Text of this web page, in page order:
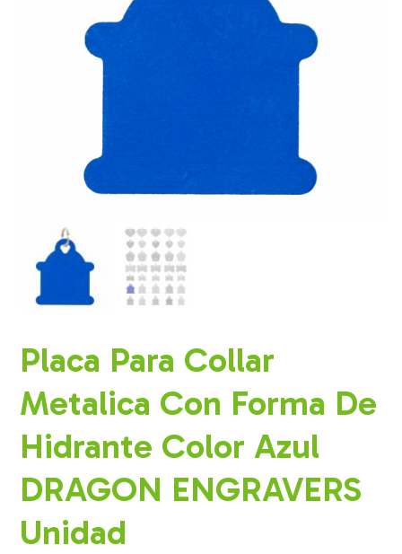
Placa Para Collar
Metalica Con Forma De
Hidrante Color Azul
DRAGON ENGRAVERS
Unidad